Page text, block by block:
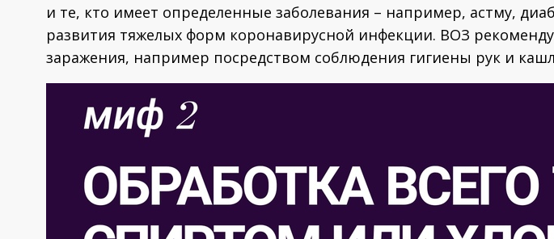
и те, кто имеет определенные заболевания – например, астму,
развития тяжелых форм коронавирусной инфекции. ВОЗ
заражения, например посредством соблюдения гигиены рук и